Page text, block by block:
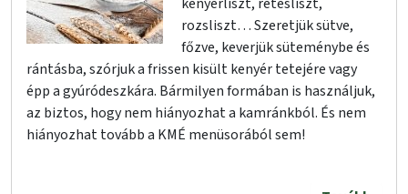
rozsliszt… Szeretjük sütve,
főzve, keverjük süteménybe és
rántásba, szórjuk a frissen kisült kenyér tetejére vagy
épp a gyúródeszkára. Bármilyen formában is használjuk,
az biztos, hogy nem hiányozhat a kamránkból. És nem
hiányozhat tovább a KMÉ menüsorából sem!